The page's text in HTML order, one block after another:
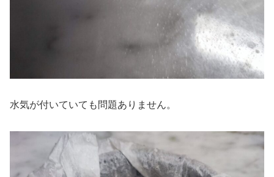
水気が付いていても問題ありません。